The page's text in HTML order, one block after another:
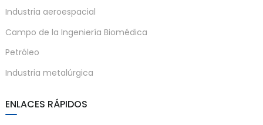
Industria aeroespacial
Campo de la Ingeniería Biomédica
Petróleo
Industria metalúrgica
ENLACES RÁPIDOS